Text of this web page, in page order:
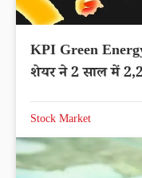
KPI Green
शेयर ने 2 साल
Stock Market